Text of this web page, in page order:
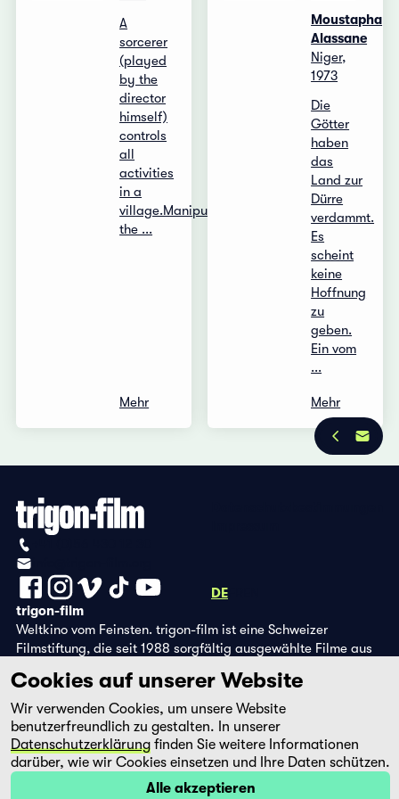
A
sorcerer
(played
by the
director
himself)
controls
all
activities
in a
village.Manipulating
the ...
Mehr
Moustapha
Alassane
Niger,
1973
Die
Götter
haben
das
Land zur
Dürre
verdammt.
Es
scheint
keine
Hoffnung
zu
geben.
Ein vom
...
Mehr
DE
trigon-film
Weltkino vom Feinsten. trigon-film ist eine Schweizer
Filmstiftung, die seit 1988 sorgfältig ausgewählte Filme aus
Kino herausbringt und eine eigene DVD-Edition sowie die
Streaming-Plattform filmingo betreibt.
Cookies auf unserer Website
Wir verwenden Cookies, um unsere Website
benutzerfreundlich zu gestalten. In unserer
Datenschutzerklärung finden Sie weitere Informationen
darüber, wie wir Cookies einsetzen und Ihre Daten schützen.
Alle akzeptieren